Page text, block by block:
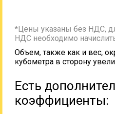
*Цены указаны без НДС,
НДС необходимо
Объем, также как и вес,
кубометра в сторону
Есть
коэффициенты: